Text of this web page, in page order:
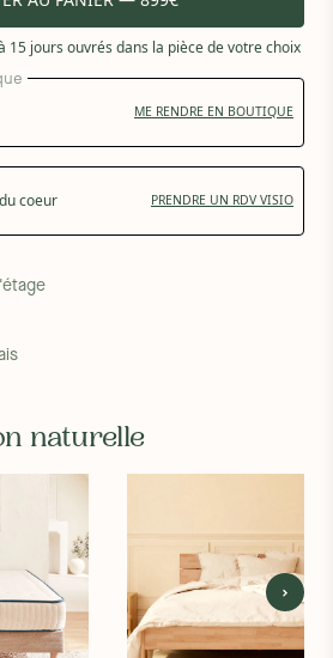
15 jours ouvrés dans la pièce de votre choix
ME RENDRE EN BOUTIQUE
coeur PRENDRE UN RDV VISIO
naturelle